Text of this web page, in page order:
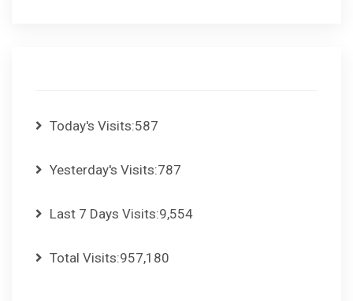
Today's Visits:587
Yesterday's Visits:787
Last 7 Days Visits:9,554
Total Visits:957,180